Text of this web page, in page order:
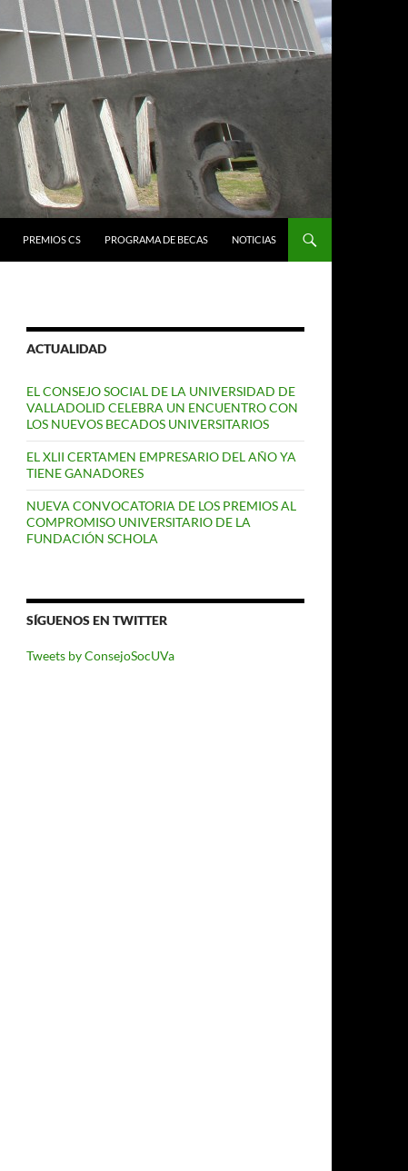
PREMIOS CS PROGRAMA DE BECAS NOTICIAS
ACTUALIDAD
EL CONSEJO SOCIAL DE LA UNIVERSIDAD DE
VALLADOLID CELEBRA UN ENCUENTRO CON
LOS NUEVOS BECADOS UNIVERSITARIOS
EL XLII CERTAMEN EMPRESARIO DEL AÑO YA
TIENE GANADORES
NUEVA CONVOCATORIA DE LOS PREMIOS AL
COMPROMISO UNIVERSITARIO DE LA
FUNDACIÓN SCHOLA
SÍGUENOS EN TWITTER
Tweets by ConsejoSocUVa